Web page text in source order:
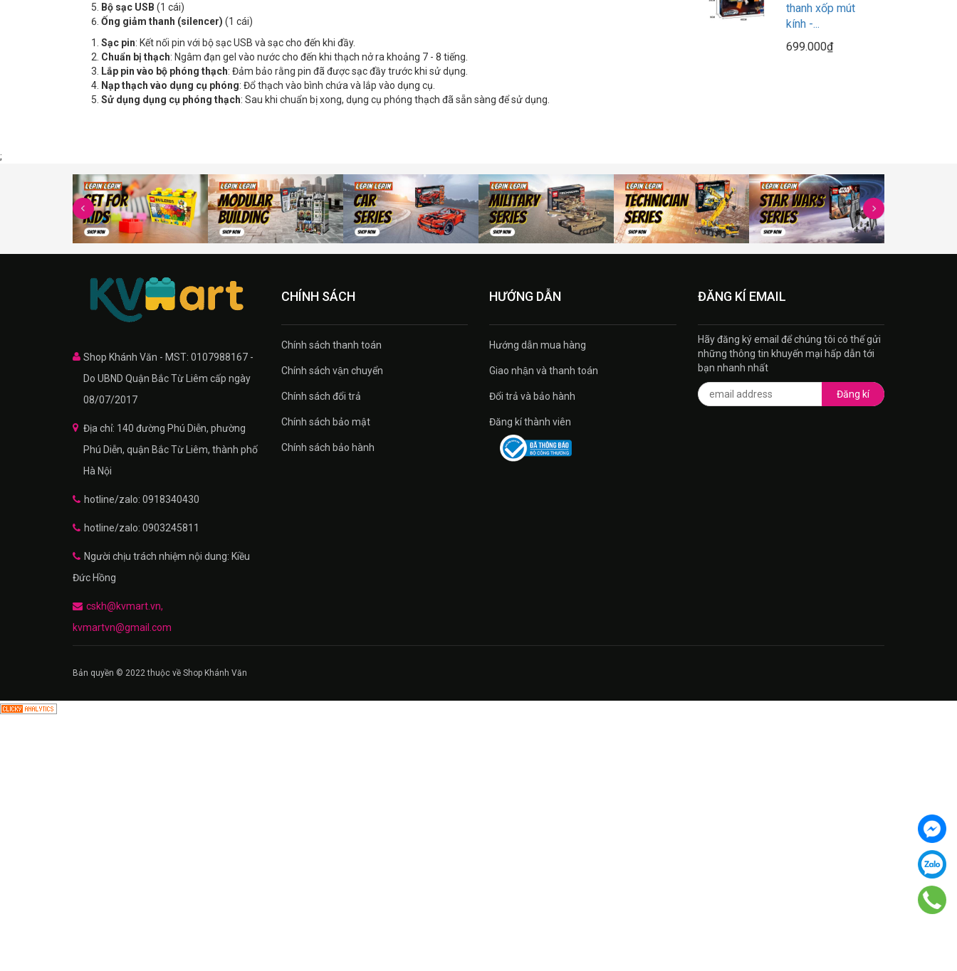
Bộ sạc USB (1 cái)
Ống giảm thanh (silencer) (1 cái)
Sạc pin: Kết nối pin với bộ sạc USB và sạc cho đến khi đầy.
Chuẩn bị thạch: Ngâm đạn gel vào nước cho đến khi thạch nở ra khoảng 7 - 8 tiếng.
Lắp pin vào bộ phóng thạch: Đảm bảo rằng pin đã được sạc đầy trước khi sử dụng.
Nạp thạch vào dụng cụ phóng: Đổ thạch vào bình chứa và lắp vào dụng cụ.
Sử dụng dụng cụ phóng thạch: Sau khi chuẩn bị xong, dụng cụ phóng thạch đã sẵn sàng để sử dụng.
thanh xốp mút
kính -...
699.000₫
;
Shop Khánh Văn - MST: 0107988167 -
Do UBND Quận Bắc Từ Liêm cấp ngày
08/07/2017
Địa chỉ: 140 đường Phú Diễn, phường
Phú Diễn, quận Bắc Từ Liêm, thành phố
Hà Nội
hotline/zalo: 0918340430
hotline/zalo: 0903245811
Người chịu trách nhiệm nội dung: Kiều
Đức Hồng
cskh@kvmart.vn,
kvmartvn@gmail.com
CHÍNH SÁCH
Chính sách thanh toán
Chính sách vận chuyển
Chính sách đổi trả
Chính sách bảo mật
Chính sách bảo hành
HƯỚNG DẪN
Hướng dẫn mua hàng
Giao nhận và thanh toán
Đổi trả và bảo hành
Đăng kí thành viên
ĐĂNG KÍ EMAIL
Hãy đăng ký email để chúng tôi có thế gửi
những thông tin khuyến mại hấp dẫn tới
bạn nhanh nhất
Đăng kí
Bản quyền © 2022 thuộc về Shop Khánh Văn